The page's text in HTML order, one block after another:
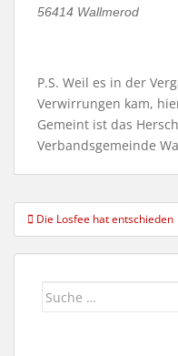
56414 Wallmerod
P.S. Weil es in der
Verwirrungen kam,
Gemeint ist das
Verbandsgemeinde
Die Losfee hat entschieden
Suche